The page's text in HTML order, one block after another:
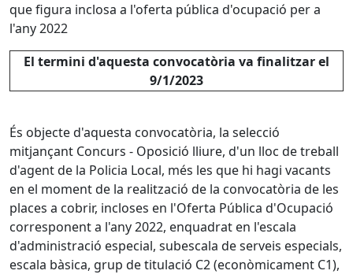
que figura inclosa a l'oferta pública d'ocupació per a
l'any 2022
El termini d'aquesta convocatòria va finalitzar el
9/1/2023
És objecte d'aquesta convocatòria, la selecció
mitjançant Concurs - Oposició lliure, d'un lloc de treball
d'agent de la Policia Local, més les que hi hagi vacants
en el moment de la realització de la convocatòria de les
places a cobrir, incloses en l'Oferta Pública d'Ocupació
corresponent a l'any 2022, enquadrat en l'escala
d'administració especial, subescala de serveis especials,
escala bàsica, grup de titulació C2 (econòmicament C1),